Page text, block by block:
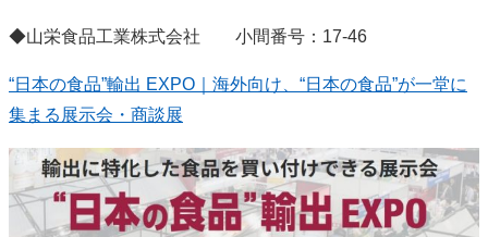
◆山栄食品工業株式会社 小間番号：17-46
“日本の食品”輸出 EXPO｜海外向け、“日本の食品”が一堂に
集まる展示会・商談展